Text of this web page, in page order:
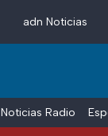
adn Noticias
Radio